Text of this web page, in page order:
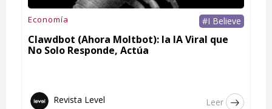
Economía #I Believe
Clawdbot (Ahora Moltbot): la IA Viral que
No Solo Responde, Actúa
Revista Level Leer